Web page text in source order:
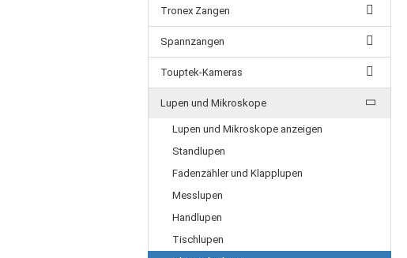
Tronex Zangen
Spannzangen
Touptek-Kameras
Lupen und Mikroskope
Lupen und Mikroskope anzeigen
Standlupen
Fadenzähler und Klapplupen
Messlupen
Handlupen
Tischlupen